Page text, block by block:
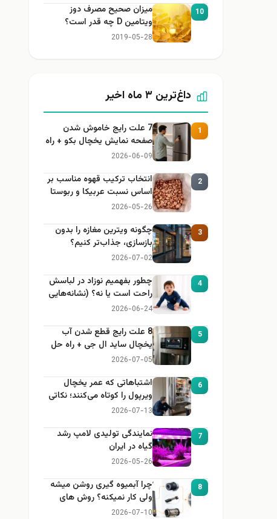
10
میزان صحیح مصرف دوز
ویتامین D چه قدر است؟
2019-05-28
داغ‌ترین ۳ ماه اخیر
1
7 علت رایج خاموش شدن
صفحه نمایش یخچال بکو + راه
حل
2026-06-09
2
انتخاب ترکیب قهوه مناسب بر
اساس نسبت عربیکا و ربوستا
2026-05-26
3
چگونه ویترین مغازه را بدون
بازسازی، جذاب‌تر کنیم؟
2026-07-02
4
چطور بفهمیم نوزاد در لباسش
راحت است یا نه؟ (نشانه‌هایی
که هر مادر باید بداند)
2026-06-24
5
8 علت رایج قطع شدن آب
یخچال ساید ال جی + راه حل
2026-07-05
6
اشتباهاتی که عمر یخچال
ویرپول را کوتاه می‌کنند؛ نکاتی
که باید بدانید
2026-07-13
7
نمایندگی تولیدی لامپ رشد
گیاه در ایران
2026-05-26
8
چرا آبمیوه گیری روشن میشه
ولی کار نمیکنه؟ روش های
عیب یابی
2026-07-10